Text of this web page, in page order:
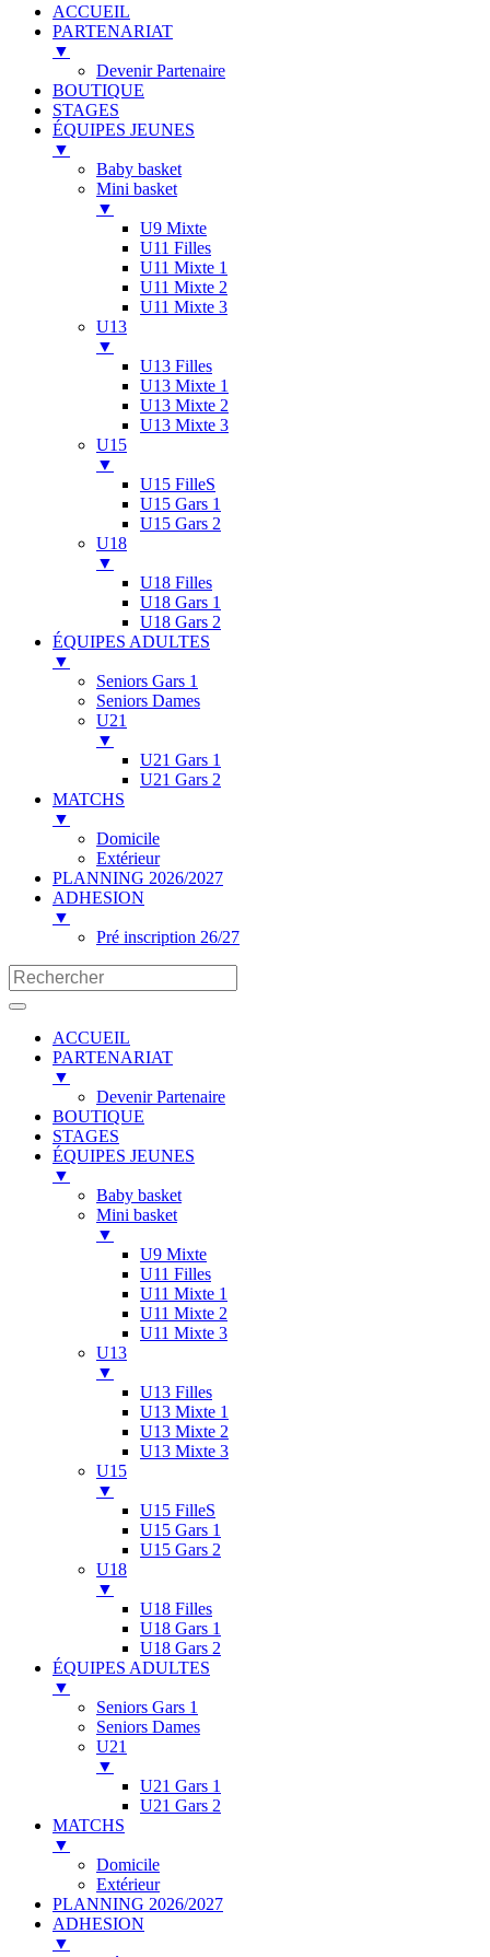
ACCUEIL
PARTENARIAT
▼
Devenir Partenaire
BOUTIQUE
STAGES
ÉQUIPES JEUNES
▼
Baby basket
Mini basket
▼
U9 Mixte
U11 Filles
U11 Mixte 1
U11 Mixte 2
U11 Mixte 3
U13
▼
U13 Filles
U13 Mixte 1
U13 Mixte 2
U13 Mixte 3
U15
▼
U15 FilleS
U15 Gars 1
U15 Gars 2
U18
▼
U18 Filles
U18 Gars 1
U18 Gars 2
ÉQUIPES ADULTES
▼
Seniors Gars 1
Seniors Dames
U21
▼
U21 Gars 1
U21 Gars 2
MATCHS
▼
Domicile
Extérieur
PLANNING 2026/2027
ADHESION
▼
Pré inscription 26/27
ACCUEIL
PARTENARIAT
▼
Devenir Partenaire
BOUTIQUE
STAGES
ÉQUIPES JEUNES
▼
Baby basket
Mini basket
▼
U9 Mixte
U11 Filles
U11 Mixte 1
U11 Mixte 2
U11 Mixte 3
U13
▼
U13 Filles
U13 Mixte 1
U13 Mixte 2
U13 Mixte 3
U15
▼
U15 FilleS
U15 Gars 1
U15 Gars 2
U18
▼
U18 Filles
U18 Gars 1
U18 Gars 2
ÉQUIPES ADULTES
▼
Seniors Gars 1
Seniors Dames
U21
▼
U21 Gars 1
U21 Gars 2
MATCHS
▼
Domicile
Extérieur
PLANNING 2026/2027
ADHESION
▼